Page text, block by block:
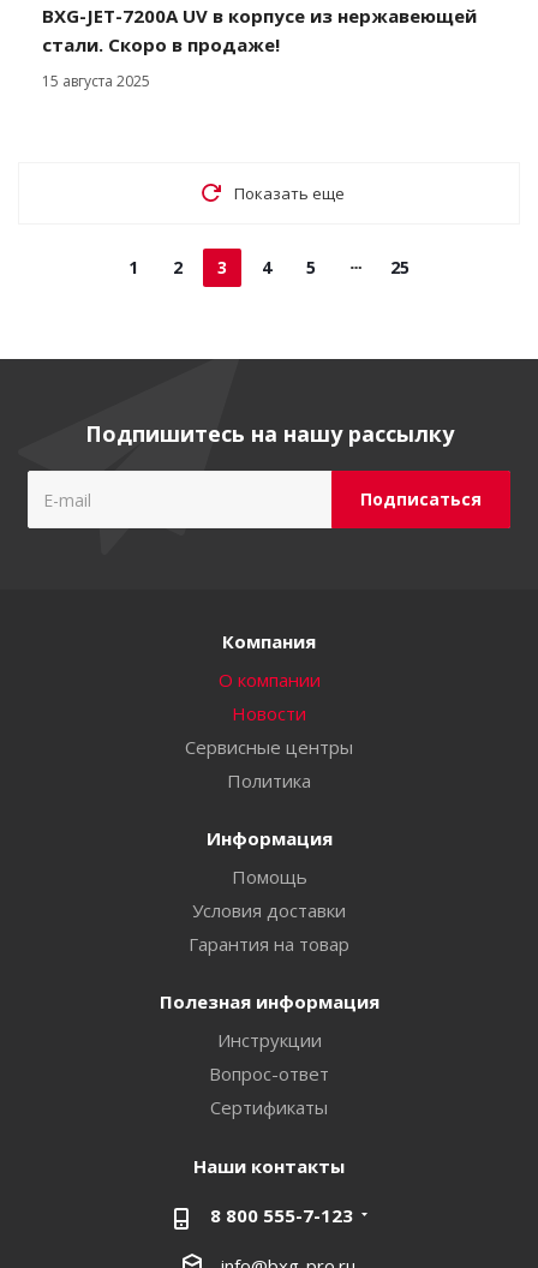
BXG-JET-7200А UV в корпусе из нержавеющей
стали. Скоро в продаже!
15 августа 2025
Показать еще
1 2 3 4 5 25
Подпишитесь на нашу рассылку
Компания
О компании
Новости
Сервисные центры
Политика
Информация
Помощь
Условия доставки
Гарантия на товар
Полезная информация
Инструкции
Вопрос-ответ
Сертификаты
Наши контакты
8 800 555-7-123